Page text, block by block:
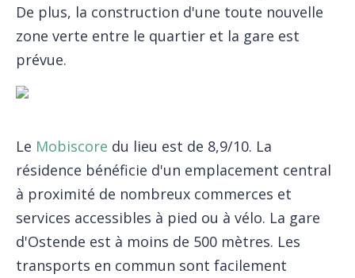
De plus, la construction d'une toute nouvelle
zone verte entre le quartier et la gare est
prévue.
Le Mobiscore du lieu est de 8,9/10. La
résidence bénéficie d'un emplacement central
à proximité de nombreux commerces et
services accessibles à pied ou à vélo. La gare
d'Ostende est à moins de 500 mètres. Les
transports en commun sont facilement